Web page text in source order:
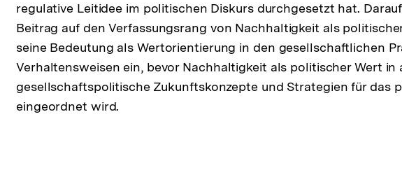
regulative Leitidee im politischen Diskurs durchgesetzt hat.
Beitrag auf den Verfassungsrang von Nachhaltigkeit als
seine Bedeutung als Wertorientierung in den gesellschaftlichen
Verhaltensweisen ein, bevor Nachhaltigkeit als politischer Wert in
gesellschaftspolitische Zukunftskonzepte und Strategien für das
eingeordnet wird.